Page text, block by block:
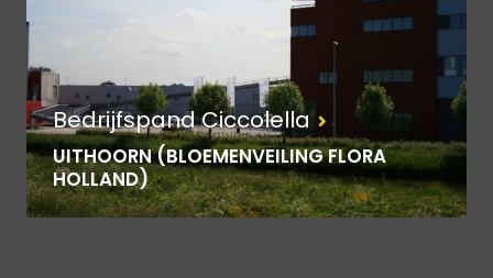
Bedrijfspand Ciccolella
UITHOORN (BLOEMENVEILING FLORA
HOLLAND)